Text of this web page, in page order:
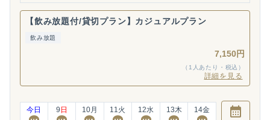
【飲み放題付/貸切プラン】カジュアルプラン
飲み放題
7,150円
（1人あたり・税込）
詳細を見る
今日 9 日 10月 11火 12水 13木 14金